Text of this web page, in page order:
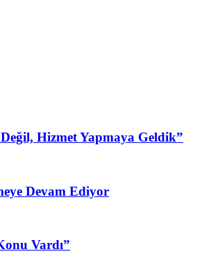
Hizmet Yapmaya Geldik”
Devam Ediyor
Vardı”